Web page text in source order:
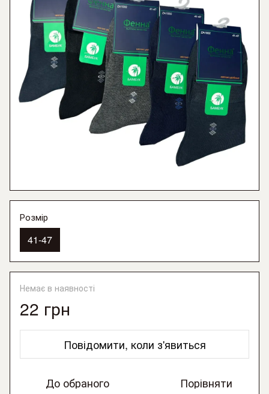
Розмір
41-47
Немає в наявності
22 грн
Повідомити, коли з'явиться
До обраного Порівняти